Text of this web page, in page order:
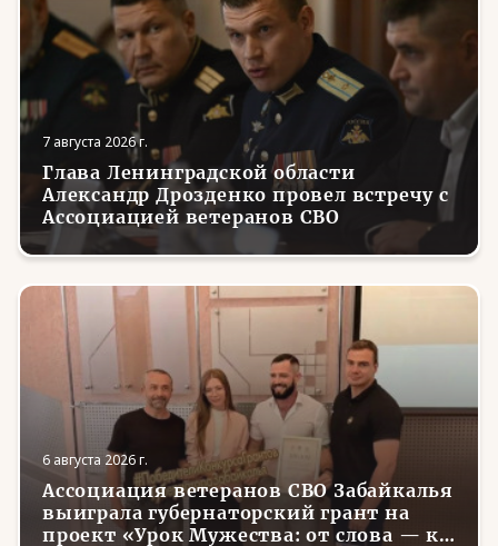
7 августа 2026 г.
Глава Ленинградской области
Александр Дрозденко провел встречу с
Ассоциацией ветеранов СВО
6 августа 2026 г.
Ассоциация ветеранов СВО Забайкалья
выиграла губернаторский грант на
проект «Урок Мужества: от слова — к